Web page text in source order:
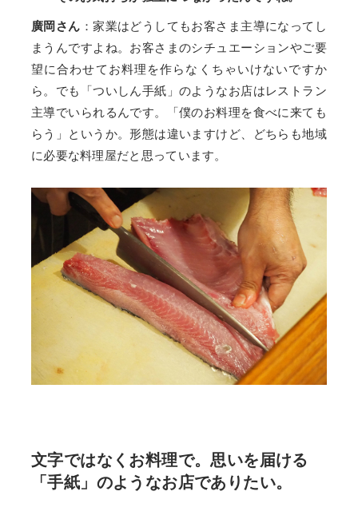
廣岡さん ：家業はどうしてもお客さま主導になってし
まうんですよね。お客さまのシチュエーションやご要
望に合わせてお料理を作らなくちゃいけないですか
ら。でも「ついしん手紙」のようなお店はレストラン
主導でいられるんです。「僕のお料理を食べに来ても
らう」というか。形態は違いますけど、どちらも地域
に必要な料理屋だと思っています。
文字ではなくお料理で。思いを届ける
「手紙」のようなお店でありたい。